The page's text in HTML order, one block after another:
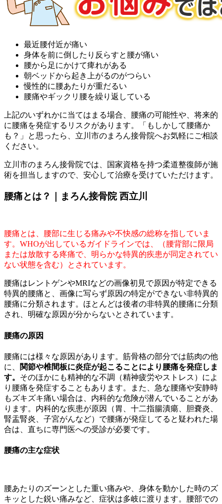
最近腰付近が痛い
身体を前に倒したり反らすと腰が痛い
腰から足にかけて痺れがある
朝ベッドから起き上がるのがつらい
慢性的に腰あたりが重だるい
腰痛やギックリ腰を繰り返している
上記のいずれかに当てはまる場合、腰痛の可能性や、将来的
に腰痛を発症するリスクがあります。「もしかして腰痛か
も？」と思ったら、立川市のまろん接骨院へお気軽にご相談
ください。
立川市のまろん接骨院では、国家資格を持つ柔道整復師が施
術を担当しますので、安心して治療を受けていただけます。
腰痛とは？｜まろん接骨院 西立川
腰痛とは、腰部に生じる痛みや不快感の総称を指していま
す。WHOが出しているガイドラインでは、（腰背部に限局
または放散する疼痛で、明らかな特異的疾患が同定されてい
ない状態を含む）とされています。
腰痛はレントゲンやMRIなどの画像初見で原因が特定できる
特異的腰痛と、画像に写らず原因の特定ができない非特異的
腰痛に分類されます。ほとんどは後者の非特異的腰痛に分類
され、明確な原因が分からないとされています。
腰痛の原因
腰痛には様々な原因があります。筋骨格の部分では筋肉の他
に、
関節や椎間板に炎症が起こることにより腰痛を発症しま
す。 そのほかにも精神的な不調（精神疲労やストレス）によ
り腰痛を発症することもあります。また、急な腰痛や安静時
もズキズキ痛い場合は、内科的な危険が潜んでいることがあ
ります。内科的な疾患が原因（胃、十二指腸潰瘍、胆嚢炎、
腎盂腎炎、子宮がんなど）で腰痛が発症してると疑われた場
合は、直ちに専門医への受診が必要です。
腰痛の主な症状
腰あたりのズーンとした重い痛みや、身体を動かした時のズ
キッとした鋭い痛みなど、症状は多岐に渡ります。腰部での